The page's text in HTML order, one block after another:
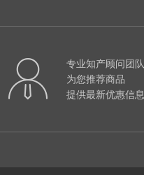
专业知产顾问团队
为您推荐商品
提供最新优惠信息